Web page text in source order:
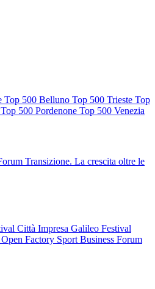
Top 500 Belluno Top 500 Trieste Top
Top 500 Pordenone Top 500 Venezia
Transizione. La crescita oltre le
Città Impresa Galileo Festival
Open Factory Sport Business Forum